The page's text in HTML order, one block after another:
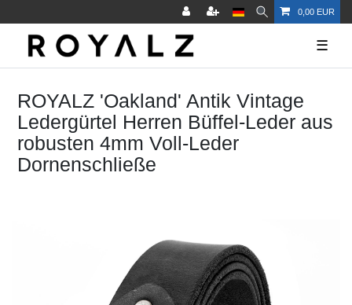
0,00 EUR
☰
ROYALZ 'Oakland' Antik Vintage
Ledergürtel Herren Büffel-Leder aus
robusten 4mm Voll-Leder
Dornenschließe